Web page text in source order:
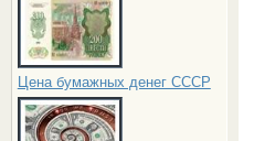
Цена бумажных денег СССР